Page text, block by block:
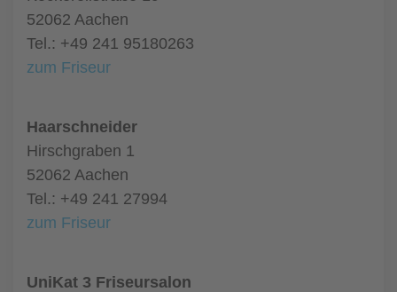
52062 Aachen
Tel.: +49 241 95180263
zum Friseur
Haarschneider
Hirschgraben 1
52062 Aachen
Tel.: +49 241 27994
zum Friseur
UniKat 3 Friseursalon